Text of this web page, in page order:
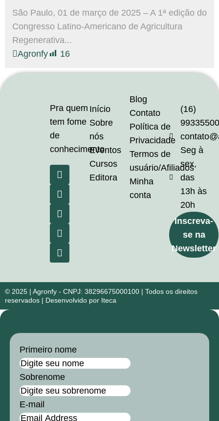
São Paulo, 01 de março de 2025 – A 1ª edição do
Congresso Latino-Americano de Agricultura
Regenerativa...
Agronfy
16
Pra quem
tem fome
de
conhecimento
Início
Sobre
nós
Eventos
Cursos
Editora
Blog
Contato
Política de
Privacidade
Termos de
usuário/Afiliados
Minha
conta
(16)
Seg à
sex,
das
13h às
20h
Inscreva-
se na
Newsletter
© 2025 | Agronfy - CNPJ: 38296675000100 | Todos os direitos
reservados | Desenvolvido por Iteca
Primeiro nome
Sobrenome
E-mail